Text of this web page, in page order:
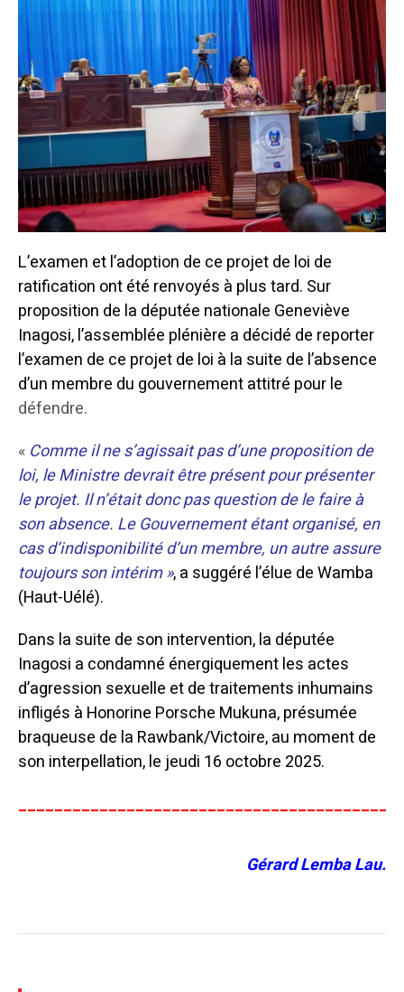
L’examen et l’adoption de ce projet de loi de
ratification ont été renvoyés à plus tard. Sur
proposition de la députée nationale Geneviève
Inagosi, l’assemblée plénière a décidé de reporter
l’examen de ce projet de loi à la suite de l’absence
d’un membre du gouvernement attitré pour le
défendre.
« Comme il ne s’agissait pas d’une proposition de
loi, le Ministre devrait être présent pour présenter
le projet. Il n’était donc pas question de le faire à
son absence. Le Gouvernement étant organisé, en
cas d’indisponibilité d’un membre, un autre assure
toujours son intérim », a suggéré l’élue de Wamba
(Haut-Uélé).
Dans la suite de son intervention, la députée
Inagosi a condamné énergiquement les actes
d’agression sexuelle et de traitements inhumains
infligés à Honorine Porsche Mukuna, présumée
braqueuse de la Rawbank/Victoire, au moment de
son interpellation, le jeudi 16 octobre 2025.
Gérard Lemba Lau.